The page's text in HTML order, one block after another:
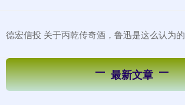
德宏信投 关于丙乾传奇酒，鲁迅是这么认为的
最新文章